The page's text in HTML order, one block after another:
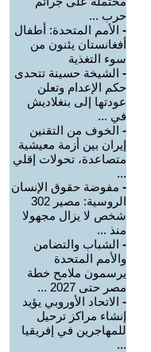
حرب ...
- الأمم المتحدة: أطفال
أفغانستان يئنون من
سوء التغذية
- الشيخة حسينة تتحدى
حكم الإعدام وتعلن
عودتها إلى بنغلاديش
في ...
- الخوف من التقنين
إيران بين أزمة معيشية
متصاعدة، تحولات إقلي
...
- مفوضة حقوق الإنسان
الروسية: مصير 302
شخص لا يزال مجهولا
منذ ...
- الشباب والتضامن
والأمم المتحدة
يرسمون ملامح خطة
مصر حتى 2027 ...
- الاتحاد الأوروبي يؤيد
إنشاء مراكز ترحيل
للمهاجرين في إفريقيا
...